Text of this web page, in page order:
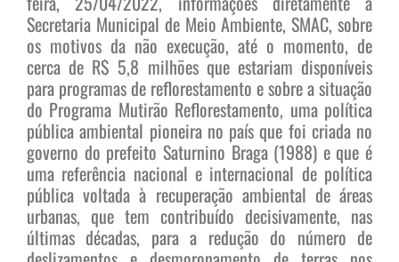
Secretaria Municipal de Meio Ambiente, SMAC, sobre
os motivos da não execução, até o momento, de
cerca de R$ 5,8 milhões que estariam disponíveis
para programas de reflorestamento e sobre a situação
do Programa Mutirão Reflorestamento, uma política
pública ambiental pioneira no país que foi criada no
governo do prefeito Saturnino Braga (1988) e que é
uma referência nacional e internacional de política
pública voltada à recuperação ambiental de áreas
urbanas, que tem contribuído decisivamente, nas
últimas décadas, para a redução do número de